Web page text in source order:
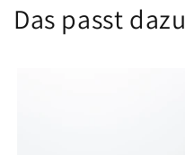
Das passt dazu